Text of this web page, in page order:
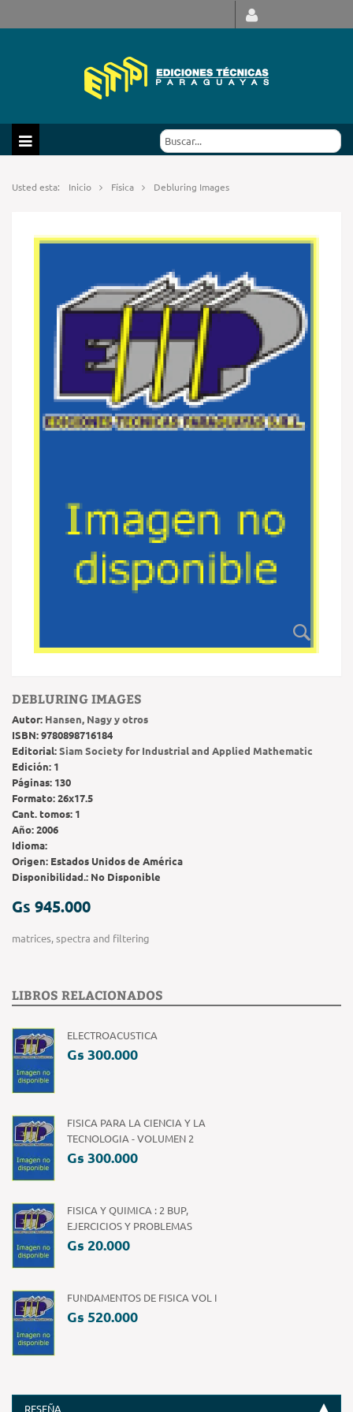
Usted esta: Inicio Física Debluring Images
DEBLURING IMAGES
Autor: Hansen, Nagy y otros
ISBN:9780898716184
Editorial:Siam Society for Industrial and Applied Mathematic
Edición: 1
Páginas: 130
Formato:26x17.5
Cant. tomos: 1
Año:2006
Idioma:
Origen: Estados Unidos de América
Disponibilidad.: No Disponible
Gs 945.000
matrices, spectra and filtering
LIBROS RELACIONADOS
ELECTROACUSTICA
Gs 300.000
FISICA PARA LA CIENCIA Y LA
TECNOLOGIA - VOLUMEN 2
Gs 300.000
FISICA Y QUIMICA : 2 BUP,
EJERCICIOS Y PROBLEMAS
Gs 20.000
FUNDAMENTOS DE FISICA VOL I
Gs 520.000
RESEÑA